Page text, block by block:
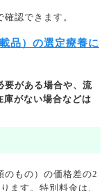
認できます。
品）の選定療養に
要がある場合や、流
庫がない場合などは
のもの）の価格差の2
ます。特別料金は、